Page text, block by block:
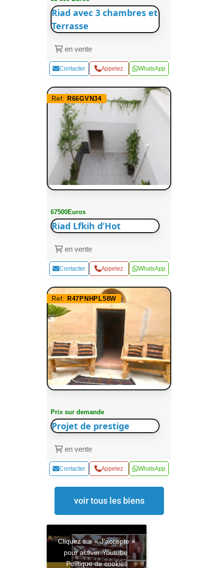
Riad avec 3 chambres et
Terrasse
en vente
Contacter Appelez WhatsApp
Ref: R66GVN34
67500Euros
Riad Lfkih d’Hot
en vente
Contacter Appelez WhatsApp
Ref: R47PNHPL58W
Prix sur demande
Projet de prestige
en vente
Contacter Appelez WhatsApp
voir tous les biens
Cliquez sur « J’accepte »
pour activer Youtube
Politique de cookies